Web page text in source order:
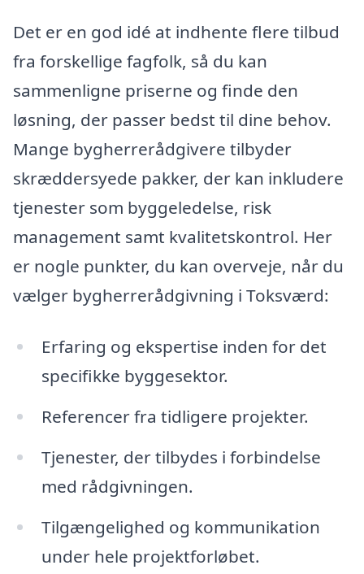
Det er en god idé at indhente flere tilbud
fra forskellige fagfolk, så du kan
sammenligne priserne og finde den
løsning, der passer bedst til dine behov.
Mange bygherrerådgivere tilbyder
skræddersyede pakker, der kan inkludere
tjenester som byggeledelse, risk
management samt kvalitetskontrol. Her
er nogle punkter, du kan overveje, når du
vælger bygherrerådgivning i Toksværd:
Erfaring og ekspertise inden for det
specifikke byggesektor.
Referencer fra tidligere projekter.
Tjenester, der tilbydes i forbindelse
med rådgivningen.
Tilgængelighed og kommunikation
under hele projektforløbet.